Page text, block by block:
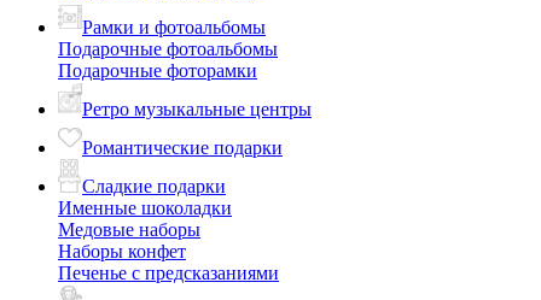
Рамки и фотоальбомы
Подарочные фотоальбомы
Подарочные фоторамки
Ретро музыкальные центры
Романтические подарки
Сладкие подарки
Именные шоколадки
Медовые наборы
Наборы конфет
Печенье с предсказаниями